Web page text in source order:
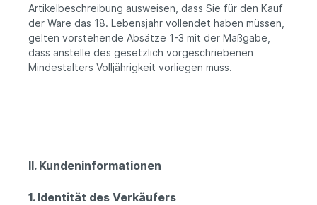
Artikelbeschreibung ausweisen, dass Sie für den Kauf
der Ware das 18. Lebensjahr vollendet haben müssen,
gelten vorstehende Absätze 1-3 mit der Maßgabe,
dass anstelle des gesetzlich vorgeschriebenen
Mindestalters Volljährigkeit vorliegen muss.
II. Kundeninformationen
1. Identität des Verkäufers